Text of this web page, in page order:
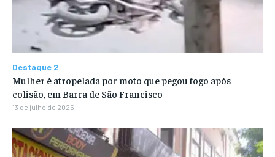
Destaque 2
Mulher é atropelada por moto que pegou fogo após
colisão, em Barra de São Francisco
13 de julho de 2025